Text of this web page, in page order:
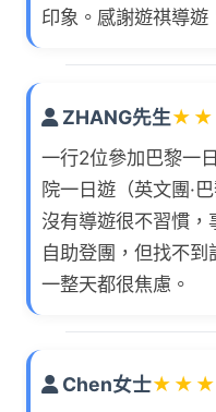
印象。感謝遊祺導遊
ZHANG先生★ ★
一行2位參加巴黎一
院一日遊（英文團·
沒有導遊很不習慣
自助登團，但找不
一整天都很焦慮。
Chen女士★ ★ ★